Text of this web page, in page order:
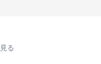
る